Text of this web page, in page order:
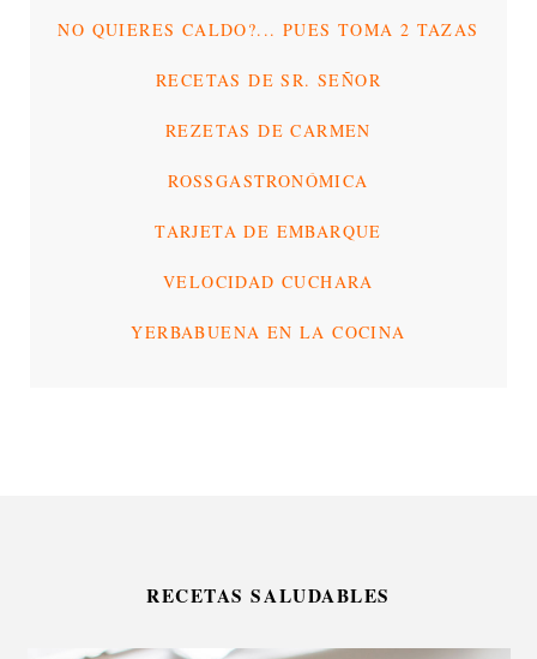
NO QUIERES CALDO?... PUES TOMA 2 TAZAS
RECETAS DE SR. SEÑOR
REZETAS DE CARMEN
ROSSGASTRONÓMICA
TARJETA DE EMBARQUE
VELOCIDAD CUCHARA
YERBABUENA EN LA COCINA
RECETAS SALUDABLES